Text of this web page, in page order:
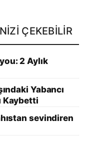
ÇEKEBILIR
2 Aylık
Yabancı
Kaybetti
sevindiren